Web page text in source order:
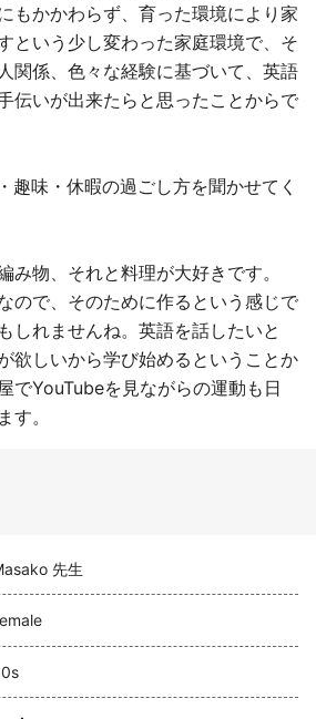
もかかわらず、育った環境により家
という少し変わった家庭環境で、そ
関係、色々な経験に基づいて、英語
伝いが出来たらと思ったことからで
味・休暇の過ごし方を聞かせてく
み物、それと料理が大好きです。
ので、そのために作るという感じで
しれませんね。英語を話したいと
欲しいから学び始めるということか
でYouTubeを見ながらの運動も日
す。
先生